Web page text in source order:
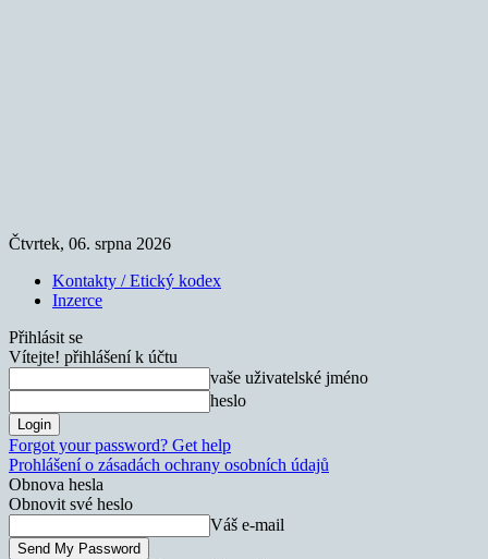
Čtvrtek, 06. srpna 2026
Kontakty / Etický kodex
Inzerce
Přihlásit se
Vítejte! přihlášení k účtu
vaše uživatelské jméno
heslo
Forgot your password? Get help
Prohlášení o zásadách ochrany osobních údajů
Obnova hesla
Obnovit své heslo
Váš e-mail